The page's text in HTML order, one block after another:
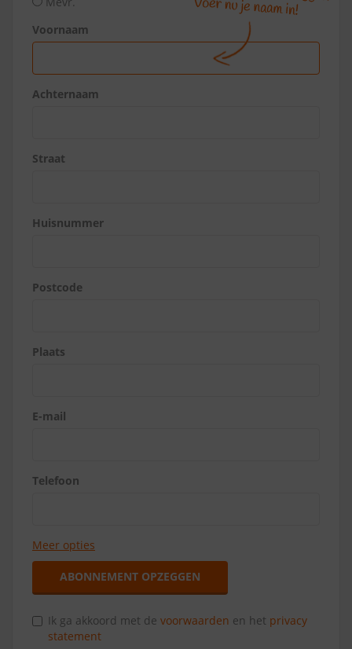
Voornaam
Achternaam
Straat
Huisnummer
Postcode
Plaats
E-mail
Telefoon
Meer opties
ABONNEMENT OPZEGGEN
Ik ga akkoord met de voorwaarden en het privacy
statement